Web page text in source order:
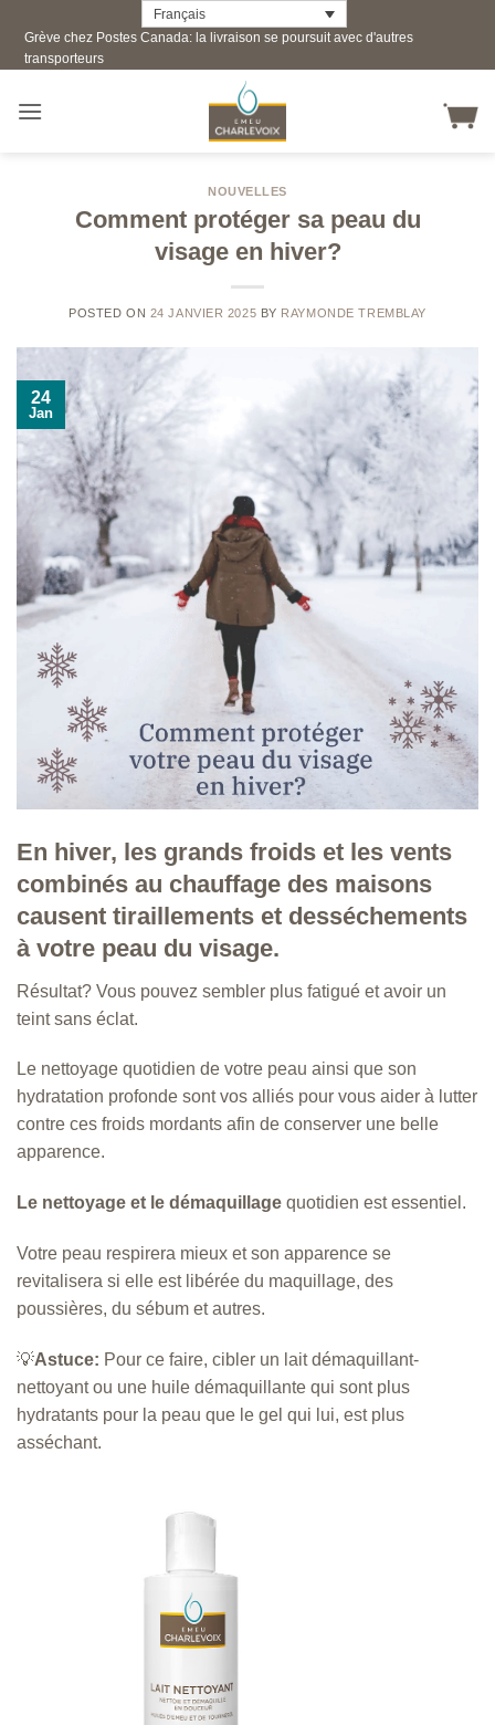
content
Français
Grève chez Postes Canada: la livraison se poursuit avec d'autres
transporteurs
NOUVELLES
Comment protéger sa peau du
visage en hiver?
POSTED ON 24 JANVIER 2025 BY RAYMONDE TREMBLAY
24
Jan
En hiver, les grands froids et les vents
combinés au chauffage des maisons
causent tiraillements et desséchements
à votre peau du visage.
Résultat? Vous pouvez sembler plus fatigué et avoir un
teint sans éclat.
Le nettoyage quotidien de votre peau ainsi que son
hydratation profonde sont vos alliés pour vous aider à lutter
contre ces froids mordants afin de conserver une belle
apparence.
Le nettoyage et le démaquillage quotidien est essentiel.
Votre peau respirera mieux et son apparence se
revitalisera si elle est libérée du maquillage, des
poussières, du sébum et autres.
💡Astuce: Pour ce faire, cibler un lait démaquillant-
nettoyant ou une huile démaquillante qui sont plus
hydratants pour la peau que le gel qui lui, est plus
asséchant.